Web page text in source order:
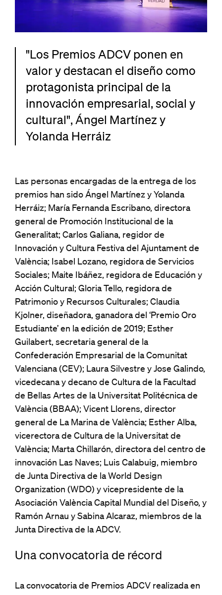
"Los Premios ADCV ponen en
valor y destacan el diseño como
protagonista principal de la
innovación empresarial, social y
cultural", Ángel Martínez y
Yolanda Herráiz
Las personas encargadas de la entrega de los
premios han sido Ángel Martínez y Yolanda
Herráiz; María Fernanda Escribano, directora
general de Promoción Institucional de la
Generalitat; Carlos Galiana, regidor de
Innovación y Cultura Festiva del Ajuntament de
València; Isabel Lozano, regidora de Servicios
Sociales; Maite Ibáñez, regidora de Educación y
Acción Cultural; Gloria Tello, regidora de
Patrimonio y Recursos Culturales; Claudia
Kjolner, diseñadora, ganadora del ‘Premio Oro
Estudiante’ en la edición de 2019; Esther
Guilabert, secretaria general de la
Confederación Empresarial de la Comunitat
Valenciana (CEV); Laura Silvestre y Jose Galindo,
vicedecana y decano de Cultura de la Facultad
de Bellas Artes de la Universitat Politécnica de
València (BBAA); Vicent Llorens, director
general de La Marina de València; Esther Alba,
vicerectora de Cultura de la Universitat de
València; Marta Chillarón, directora del centro de
innovación Las Naves; Luis Calabuig, miembro
de Junta Directiva de la World Design
Organization (WDO) y vicepresidente de la
Asociación València Capital Mundial del Diseño, y
Ramón Arnau y Sabina Alcaraz, miembros de la
Junta Directiva de la ADCV.
Una convocatoria de récord
La convocatoria de Premios ADCV realizada en